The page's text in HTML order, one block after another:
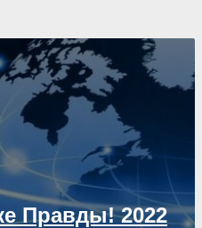
Правды! 2022